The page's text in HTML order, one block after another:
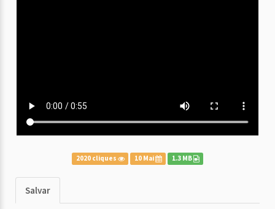
2020 cliques 10 Mai 1.3 MB
Salvar